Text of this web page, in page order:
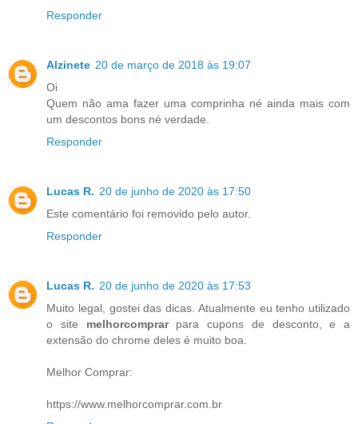
Responder
Alzinete 20 de março de 2018 às 19:07
Oi
Quem não ama fazer uma comprinha né ainda mais com
um descontos bons né verdade.
Responder
Lucas R. 20 de junho de 2020 às 17:50
Este comentário foi removido pelo autor.
Responder
Lucas R. 20 de junho de 2020 às 17:53
Muito legal, gostei das dicas. Atualmente eu tenho utilizado
o site melhorcomprarpara cupons de desconto, e a
extensão do chrome deles é muito boa.
Melhor Comprar:
https://www.melhorcomprar.com.br